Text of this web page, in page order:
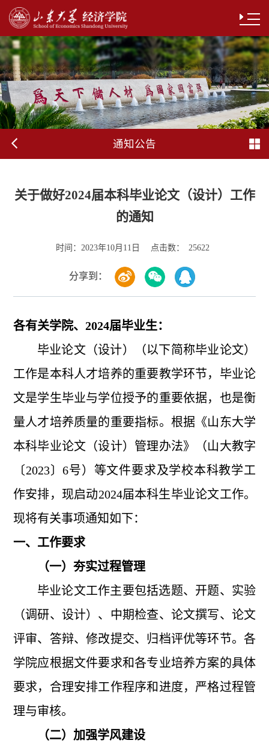
通知公告
关于做好2024届本科毕业论文（设计）工作
的通知
时间： 2023年10月11日 点击数： 25622
分享到：
各有关学院、2024届毕业生：
毕业论文（设计）（以下简称毕业论文）
工作是本科人才培养的重要教学环节，毕业论
文是学生毕业与学位授予的重要依据，也是衡
量人才培养质量的重要指标。根据《山东大学
本科毕业论文（设计）管理办法》（山大教字
〔2023〕6号）等文件要求及学校本科教学工
作安排，现启动2024届本科生毕业论文工作。
现将有关事项通知如下：
一、工作要求
（一）夯实过程管理
毕业论文工作主要包括选题、开题、实验
（调研、设计）、中期检查、论文撰写、论文
评审、答辩、修改提交、归档评优等环节。各
学院应根据文件要求和各专业培养方案的具体
要求，合理安排工作程序和进度，严格过程管
理与审核。
（二）加强学风建设